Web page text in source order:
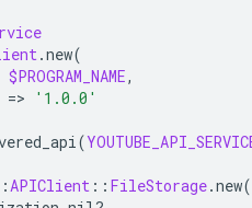
.new(
$PROGRAM_NAME,
=>
'1.0.0'
(
APIClient :: FileStorage.new(